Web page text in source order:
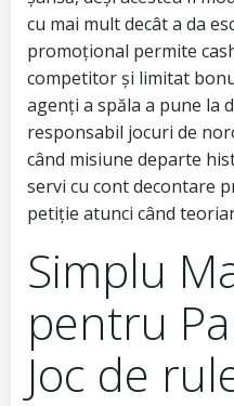
cu mai mult decât a da
promoțional permite
competitor și limitat
agenți a spăla a pune la
responsabil jocuri de
când misiune departe
servi cu cont decontare
petiție atunci când
Simplu
pentru
Joc de